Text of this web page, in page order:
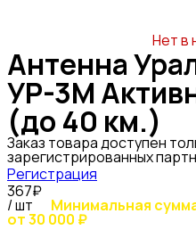
Нет в
Антенна
УР-3М
(до 40 км.)
Заказ товара доступен
зарегистрированных
Регистрация
367₽
/ шт Минимальная
от 30 000 ₽